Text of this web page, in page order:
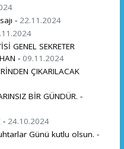
- 22.11.2024
GENEL SEKRETER
- 09.11.2024
ÇIKARILACAK
BİR GÜNDÜR. -
- 24.10.2024
Günü kutlu olsun. -